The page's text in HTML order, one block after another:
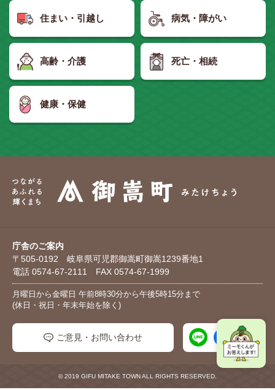
住まい・引越し 病気・障がい
高齢・介護 死亡・相続
健康・保健
庁舎のご案内
〒505-0192 岐阜県可児郡御嵩町御嵩1239番地1
電話 0574-67-2111 FAX 0574-67-1999
月曜日から金曜日 午前8時30分から午後5時15分まで
(休日・祝日・年末年始を除く)
ご意見・お問い合わせ
© 2019 GIFU MITAKE TOWN ALL RIGHTS RESERVED.